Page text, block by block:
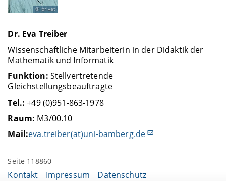
privat
Dr. Eva Treiber
Wissenschaftliche Mitarbeiterin in der Didaktik der
Mathematik und Informatik
Funktion: Stellvertretende
Gleichstellungsbeauftragte
Tel.: +49 (0)951-863-1978
Raum: M3/00.10
Mail:eva.treiber(at)uni-bamberg.de
Seite 118860
Kontakt Impressum Datenschutz